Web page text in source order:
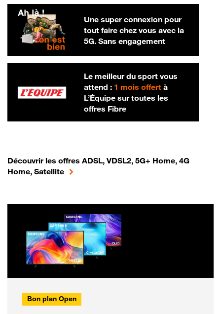
Une super connexion pour
tout faire chez vous avec la
5G. Sans engagement
Le meilleur du sport vous
attend : 1 mois offertà
L’Équipe sur toutes les
offres Fibre
Découvrir les offres ADSL, VDSL2, 5G+ Home, 4G
Home, Satellite
Bon plan Open